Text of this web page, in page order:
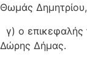
Θωμάς Δημητρίου,
γ) ο επικεφαλής
Δώρης Δήμας.